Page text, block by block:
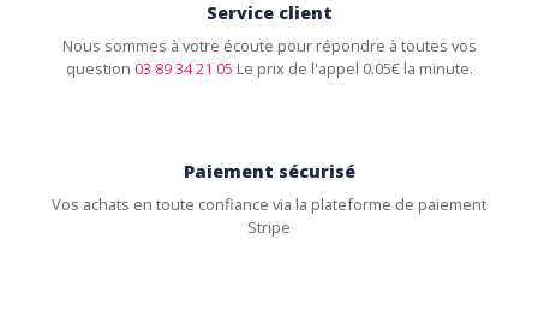
Service client
Nous sommes à votre écoute pour répondre à toutes vos
question 03 89 34 21 05 Le prix de l'appel 0.05€ la minute.
Paiement sécurisé
Vos achats en toute confiance via la plateforme de paiement
Stripe